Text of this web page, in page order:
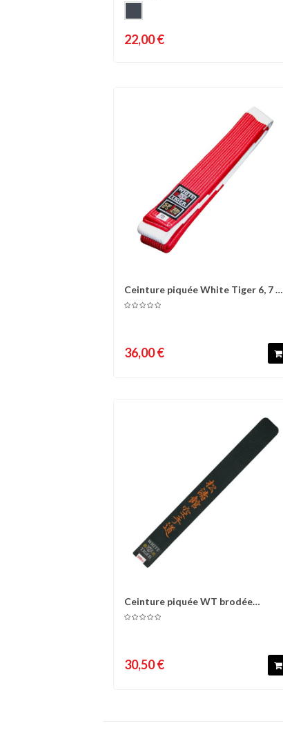
22,00 €
Comparer Liste d'envies
Ceinture piquée White Tiger 6, 7 et
8°...
36,00 €
Comparer Liste d'envies
Ceinture piquée WT brodée
KARATEDO...
30,50 €